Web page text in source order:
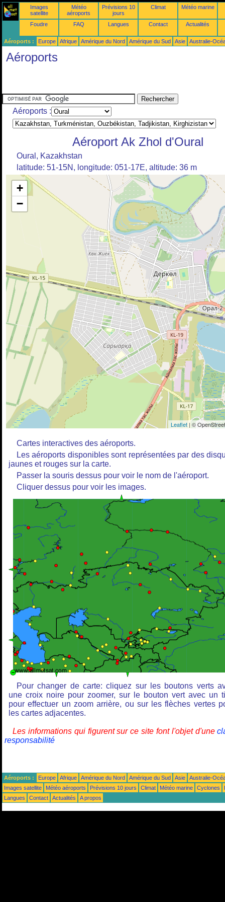
Images
satellite
Météo
aéroports
Prévisions 10
jours
Climat Météo marine
Foudre FAQ Langues Contact Actualités
Aéroports : Europe Afrique Amérique du Nord Amérique du Sud Asie Australie-
Aéroports
Aéroports :
Aéroport Ak Zhol d'Oural
Oural, Kazakhstan
latitude: 51-15N, longitude: 051-17E, altitude: 36 m
+
−
Leaflet | ©
Cartes interactives des aéroports.
Les aéroports disponibles sont représentées par des
jaunes et rouges sur la carte.
Passer la souris dessus pour voir le nom de l'aéroport.
Cliquer dessus pour voir les images.
Pour changer de carte: cliquez sur les boutons verts
une croix noire pour zoomer, sur le bouton vert avec un
pour effectuer un zoom arrière, ou sur les flèches vertes
les cartes adjacentes.
Les informations qui figurent sur ce site font l'objet d'une
responsabilité
Aéroports : Europe Afrique Amérique du Nord Amérique du Sud Asie
Australie-
Images satellite
Météo aéroports Prévisions 10 jours Climat Météo marine Cyclones
Langues
Contact Actualités A propos